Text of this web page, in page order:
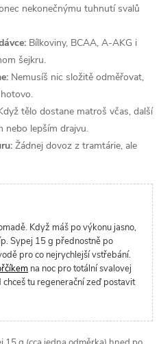
nekonečnýmu tuhnutí svalů
Bílkoviny, BCAA, A-AKG i
šejkru.
Nemusíš nic složitě odměřovat,
tělo dostane matroš včas, další
nebo lepším drajvu.
Žádnej dovoz z tramtárie, ale
Když máš po výkonu jasno,
Sypej 15 g přednostně po
pro co nejrychlejší vstřebání.
na noc pro totální svalovej
chceš tu regenerační zeď postavit